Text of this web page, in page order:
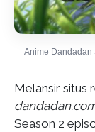
Anime Dandadan
Melansir situs
Season 2